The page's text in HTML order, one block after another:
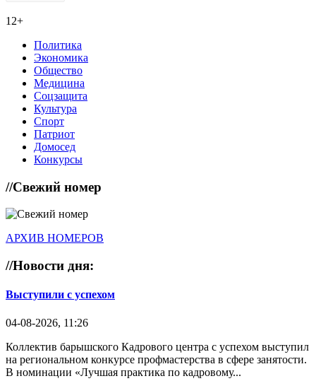
12+
Политика
Экономика
Общество
Медицина
Соцзащита
Культура
Спорт
Патриот
Домосед
Конкурсы
//Свежий номер
АРХИВ НОМЕРОВ
//Новости дня:
Выступили с успехом
04-08-2026, 11:26
Коллектив барышского Кадрового центра с успехом выступил
на региональном конкурсе профмастерства в сфере занятости.
В номинации «Лучшая практика по кадровому...